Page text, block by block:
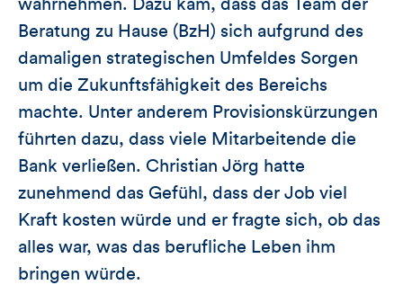
wahrnehmen. Dazu kam, dass das Team der
Beratung zu Hause (BzH) sich aufgrund des
damaligen strategischen Umfeldes Sorgen
um die Zukunftsfähigkeit des Bereichs
machte. Unter anderem Provisionskürzungen
führten dazu, dass viele Mitarbeitende die
Bank verließen. Christian Jörg hatte
zunehmend das Gefühl, dass der Job viel
Kraft kosten würde und er fragte sich, ob das
alles war, was das berufliche Leben ihm
bringen würde.